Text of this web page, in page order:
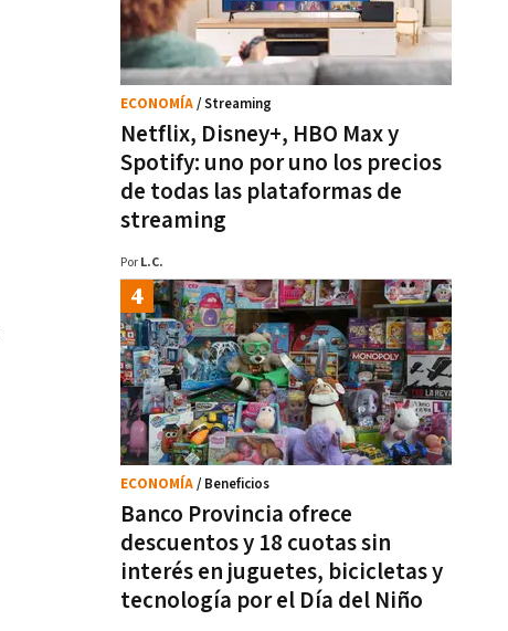
Netflix, Disney+, HBO Max y
Spotify: uno por uno los precios
de todas las plataformas de
streaming
ECONOMÍA/ Streaming
Por L.C.
Banco Provincia ofrece
descuentos y 18 cuotas sin
interés en juguetes, bicicletas y
tecnología por el Día del Niño
ECONOMÍA/ Beneficios